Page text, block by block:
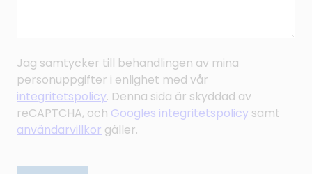
Jag samtycker till behandlingen av mina
personuppgifter i enlighet med vår
integritetspolicy. Denna sida är skyddad av
reCAPTCHA, och Googles integritetspolicy samt
användarvillkor gäller.